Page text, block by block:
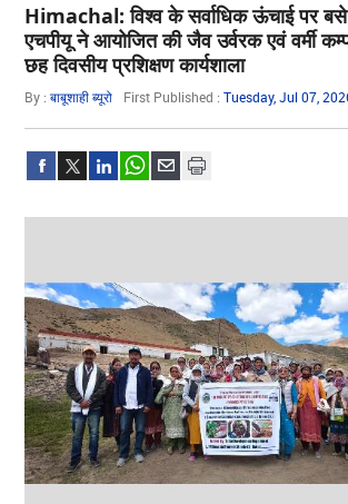
Himachal: विश्व के सर्वाधिक ऊंचाई पर बसे
एचपीयू ने आयोजित की जैव उर्वरक एवं वर्मी
छह दिवसीय प्रशिक्षण कार्यशाला
By :बाबूशाही ब्यूरो First Published :Tuesday, Jul 07,